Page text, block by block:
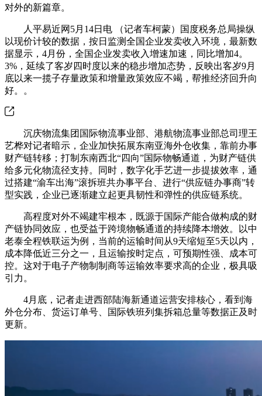
对外的新篇章。
人平易近网5月14日电 （记者车柯蒙）国度税务总局操纵
以现价计较的数据，按日监测全国企业发卖收入环境，最新数
据显示，4月份，全国企业发卖收入增速加速，同比增加4。
3%，延续了客岁四时度以来的稳步增加态势，反映出客岁9月
底以来一揽子存量政策和增量政策效应不竭，帮推经济回升向
好。。
沉庆物流集团国际物流事业部、港航物流事业部总司理王
艺桦对记者暗示，企业加快拓展东南亚海外仓收集，靠前办事
财产链转移；打制东南西北“四向”国际物畅通道，为财产链供
给多元化物流径支持。同时，数字化手艺进一步提拔效率，通
过搭建“渝车出海”滚拆班共办事平台、进行“供应链办事商”转
型实践，企业已逐渐建立起更具韧性和弹性的供应链系统。
高程度对外不竭建牢根本，既源于国际产能合做构成的财
产链协同效应，也受益于跨境物畅通道的持续降本增效。以中
老泰全程铁联运为例，当前的运输时间从9天缩短至5天以内，
成本降低近三分之一，且运输按时定点，可预期性强、成本可
控。这对于电子产物制制商等运输效率要求高的企业，极具吸
引力。
4月底，记者走进西部陆海新通道运营安排核心，看到海
外仓分布、货运订单号、国际铁班列集拆箱总量等数据正及时
更新。